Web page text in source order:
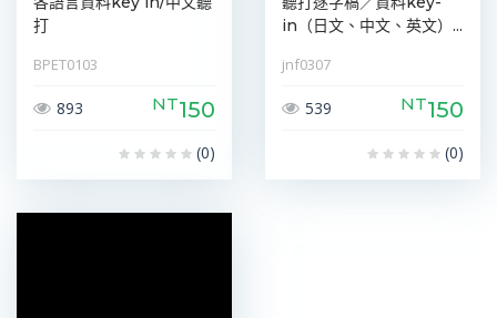
打
BPET0103
893 NT150
(0)
in（日文、中文、英文）...
jnf0307
539 NT150
(0)